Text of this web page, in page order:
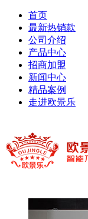
首页
最新热销款
公司介绍
产品中心
招商加盟
新闻中心
精品案例
走进欧景乐